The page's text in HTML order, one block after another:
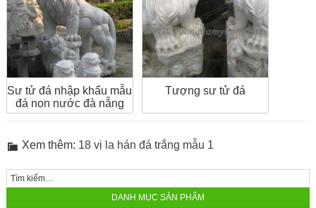
Sư tử đá nhập khẩu mẫu
đá non nước đà nẵng
Tượng sư tử đá
Xem thêm: 18 vị la hán đá trắng mẫu 1
DANH MỤC SẢN PHẨM